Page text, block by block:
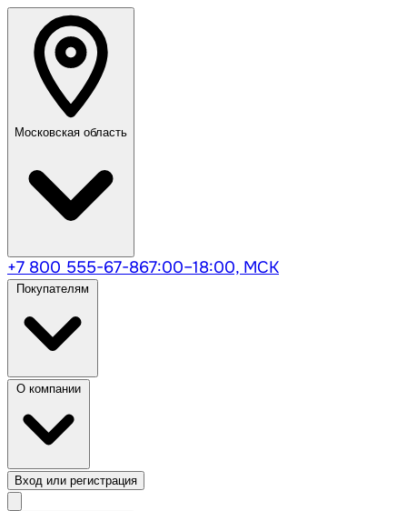
Московская область
+7 800 555-67-867:00–18:00, МСК
Вход или регистрация